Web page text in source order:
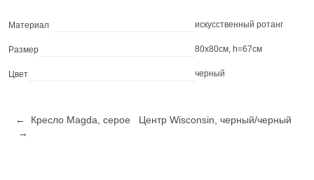
Материал искусственный ротанг
Размер 80x80см, h=67см
Цвет черный
← Кресло Magda, серое
Центр Wisconsin, черный/черный
→